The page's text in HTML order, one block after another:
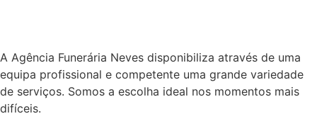
A Agência Funerária Neves disponibiliza através de uma
equipa profissional e competente uma grande variedade
de serviços. Somos a escolha ideal nos momentos mais
difíceis.